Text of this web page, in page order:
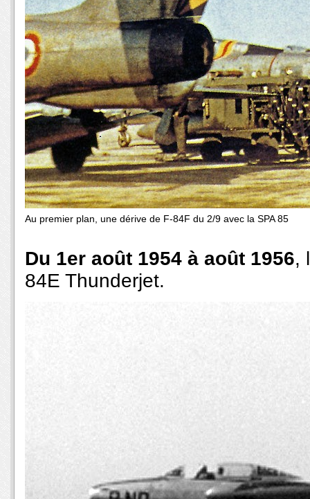
Au premier plan, une dérive de F-84F du 2/9 avec la SPA 85
Du 1er août 1954 à août 1956,
84E Thunderjet.